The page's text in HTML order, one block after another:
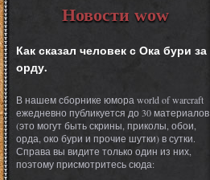
Новости wow
Как сказал человек с Ока бури за
орду.
В нашем сборнике юмора world of warcraft
ежедневно публикуется до 30 материалов
(это могут быть скрины, приколы, обои,
орда, око бури и прочие шутки) в сутки.
Справа вы видите только один из них,
поэтому присмотритесь сюда: